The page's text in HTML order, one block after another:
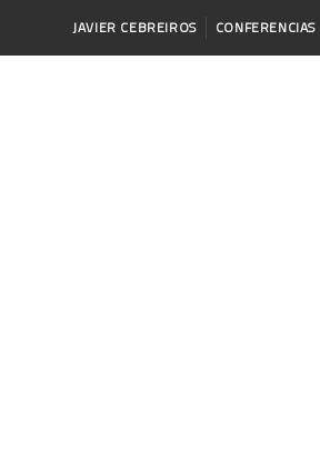
JAVIER CEBREIROS CONFERENCIAS